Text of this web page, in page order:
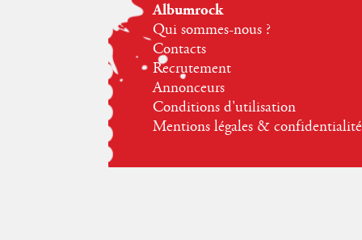
Albumrock
Qui sommes-nous ?
Contacts
Recrutement
Annonceurs
Conditions d'utilisation
Mentions légales & confidentialité